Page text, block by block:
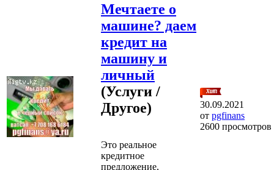
Мечтаете о
машине? даем
кредит на
машину и
личный
(Услуги /
Другое)
Это реальное
кредитное
предложение,
30.09.2021
от pgfinans
2600 просмотров